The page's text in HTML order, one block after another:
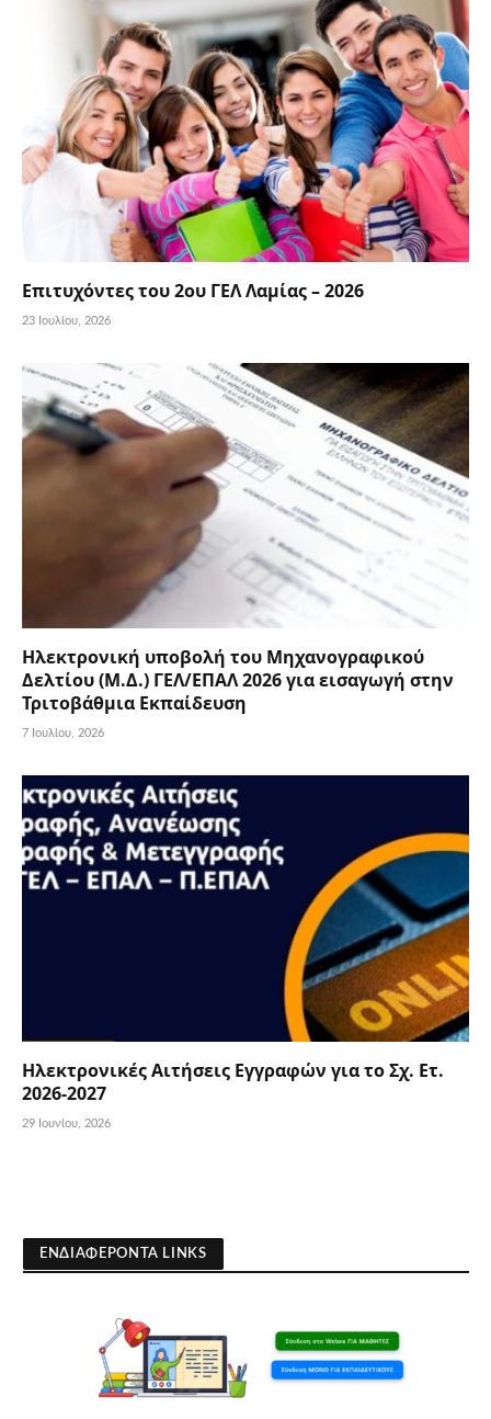
Επιτυχόντες του 2ου ΓΕΛ Λαμίας – 2026
23 Ιουλίου, 2026
Ηλεκτρονική υποβολή του Μηχανογραφικού
Δελτίου (Μ.Δ.) ΓΕΛ/ΕΠΑΛ 2026 για εισαγωγή στην
Τριτοβάθμια Εκπαίδευση
7 Ιουλίου, 2026
Ηλεκτρονικές Αιτήσεις Εγγραφών για το Σχ. Ετ.
2026-2027
29 Ιουνίου, 2026
ΕΝΔΙΑΦΕΡΟΝΤΑ LINKS